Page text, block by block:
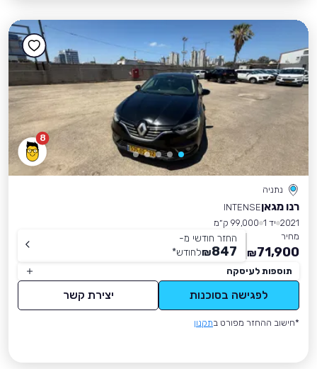
8
נתניה
רנו מגאןINTENSE
2021 יד 1
99,000 ק״מ
מחיר
71,900
₪
החזר חודשי מ-
847
₪לחודש*
תוספות לעיסקה
לפגישה בסוכנות יצירת קשר
*חישוב ההחזר מפורט בתקנון